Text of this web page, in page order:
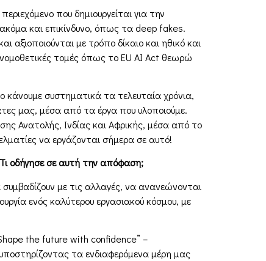
που δηµιουργείται για την
και επικίνδυνο, όπως τα deep fakes.
µε τρόπο δίκαιο και ηθικό και
νοµοθετικές τοµές όπως το EU AI Act θεωρώ
συστηµατικά τα τελευταία χρόνια,
µας, µέσα από τα έργα που υλοποιούµε.
Ανατολής, Ινδίας και Αφρικής, µέσα από το
να εργάζονται σήµερα σε αυτό!
οδήγησε σε αυτή την απόφαση;
µε τις αλλαγές, να ανανεώνονται
ενός καλύτερου εργασιακού κόσµου, µε
the future with confidence” –
τα ενδιαφερόµενα µέρη µας